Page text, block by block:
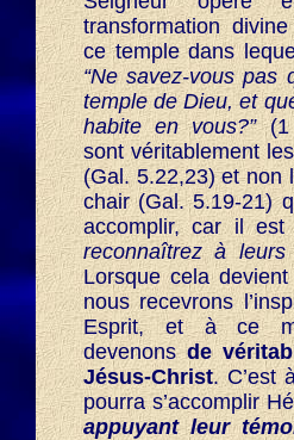
transformation
ce temple dans
“Ne savez-vous pas
temple de Dieu, et
habite en vous?”(1
sont véritablement
(Gal. 5.22,23) et
chair (Gal. 5.19-21)
accomplir, car il
reconnaîtrez à
Lorsque cela
nous recevrons
Esprit, et à ce
devenonsde
Jésus-Christ. C’est
pourra s’accomplir
appuyant leur